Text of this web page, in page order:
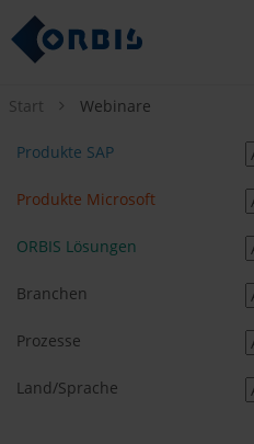
Start Webinare
Produkte SAP
Produkte Microsoft
ORBIS Lösungen
Branchen
Prozesse
Land/Sprache